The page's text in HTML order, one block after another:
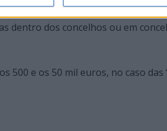
ou organização de
dentro dos concelhos ou em
e os 50 mil euros, no caso das